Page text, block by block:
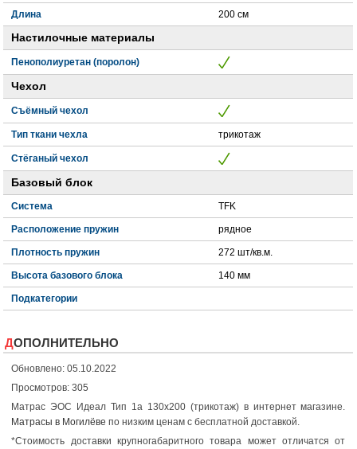
Длина 200 см
Настилочные материалы
Пенополиуретан (поролон)
Чехол
Съёмный чехол
Тип ткани чехла трикотаж
Стёганый чехол
Базовый блок
Система TFK
Расположение пружин рядное
Плотность пружин 272 шт/кв.м.
Высота базового блока 140 мм
Подкатегории
ДОПОЛНИТЕЛЬНО
Обновлено: 05.10.2022
Просмотров: 305
Матрас ЭОС Идеал Тип 1а 130x200 (трикотаж) в интернет магазине.
Матрасы в Могилёве по низким ценам с бесплатной доставкой.
*Стоимость доставки крупногабаритного товара может отличатся от